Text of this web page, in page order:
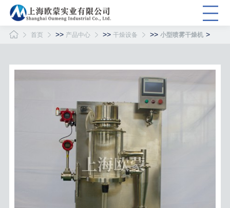
首页 >> 产品中心 >> 干燥设备 >> 小型喷雾干燥机 >